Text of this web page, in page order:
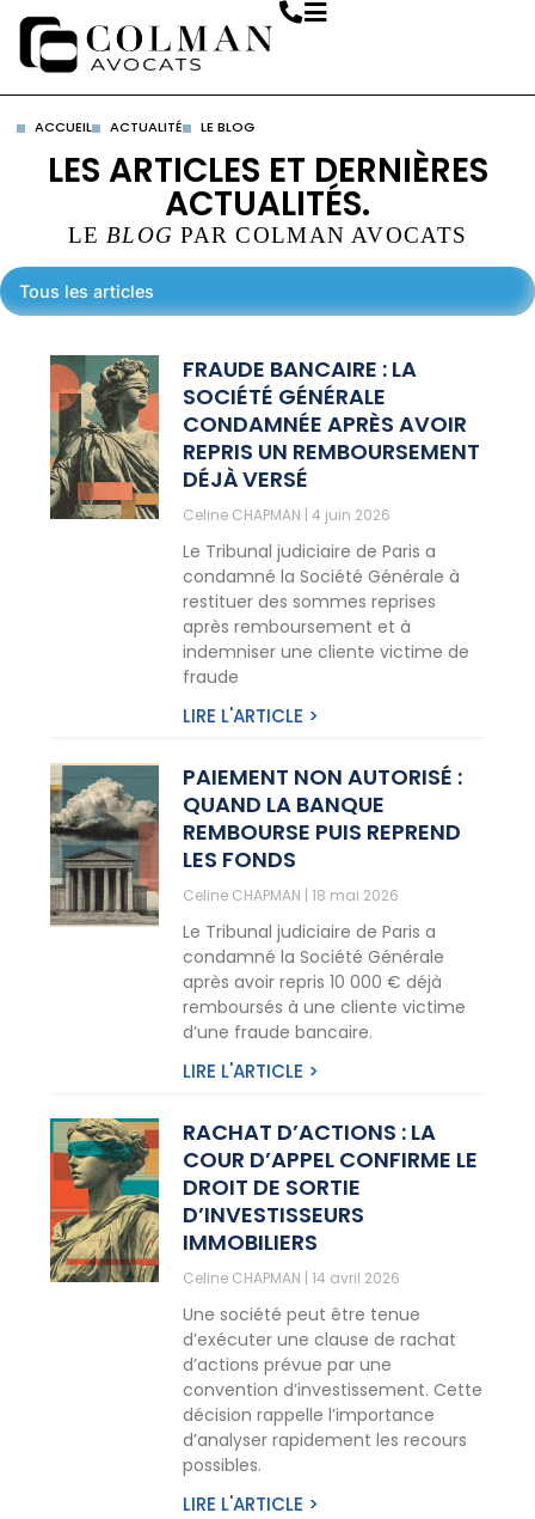
ACCUEIL ACTUALITÉ LE BLOG
LES ARTICLES ET DERNIÈRES
ACTUALITÉS.
LE BLOGPAR COLMAN AVOCATS
Tous les articles
FRAUDE BANCAIRE : LA
SOCIÉTÉ GÉNÉRALE
CONDAMNÉE APRÈS AVOIR
REPRIS UN REMBOURSEMENT
DÉJÀ VERSÉ
Celine CHAPMAN 4 juin 2026
Le Tribunal judiciaire de Paris a
condamné la Société Générale à
restituer des sommes reprises
après remboursement et à
indemniser une cliente victime de
fraude
LIRE L'ARTICLE >
PAIEMENT NON AUTORISÉ :
QUAND LA BANQUE
REMBOURSE PUIS REPREND
LES FONDS
Celine CHAPMAN 18 mai 2026
Le Tribunal judiciaire de Paris a
condamné la Société Générale
après avoir repris 10 000 € déjà
remboursés à une cliente victime
d’une fraude bancaire.
LIRE L'ARTICLE >
RACHAT D’ACTIONS : LA
COUR D’APPEL CONFIRME LE
DROIT DE SORTIE
D’INVESTISSEURS
IMMOBILIERS
Celine CHAPMAN 14 avril 2026
Une société peut être tenue
d’exécuter une clause de rachat
d’actions prévue par une
convention d’investissement. Cette
décision rappelle l’importance
d’analyser rapidement les recours
possibles.
LIRE L'ARTICLE >